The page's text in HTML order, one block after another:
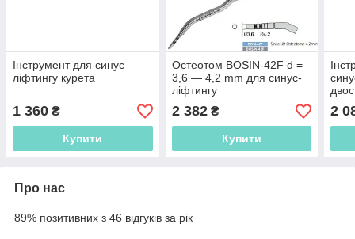
Інструмент для синус
ліфтингу курета
1 360 ₴
Купити
Остеотом BOSIN-42F d =
3,6 — 4,2 mm для синус-
ліфтингу
2 382₴
Купити
2
Про нас
89% позитивних з 46 відгуків за рік